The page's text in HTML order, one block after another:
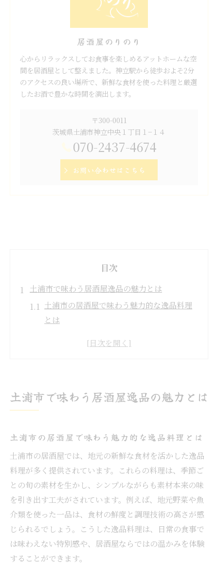
居酒屋のりのり
心からリラックスしてお食事を楽しめるアットホームな空
間を居酒屋として整えました。神立駅から徒歩およそ2分
のアクセスの良い場所で、新鮮な食材を使った料理と厳選
したお酒で豊かな時間を演出します。
〒300-0011
茨城県土浦市神立中央１丁目１−１４
070-2437-4674
お問い合わせはこちら
目次
土浦市で味わう居酒屋逸品の魅力とは
土浦市の居酒屋で味わう魅力的な逸品料理
とは
地元食材を活かした居酒屋の逸品の楽しみ
いて
居酒屋の逸品がもたらす土浦市の新しい魅
力
居酒屋選びで重視したい逸品料理のポイン
ト
土浦市居酒屋ランキングを活用した選び方
おしゃれな居酒屋で逸品を味わう秘訣
土浦市で味わう居酒屋逸品の魅力とは
土浦市の居酒屋で味わう魅力的な逸品料理とは
土浦市の居酒屋では、地元の新鮮な食材を活かした逸品
料理が多く提供されています。これらの料理は、季節ご
との旬の素材を生かし、シンプルながらも素材本来の味
を引き出す工夫がされています。例えば、地元野菜や魚
介類を使った一品は、食材の鮮度と調理技術の高さが感
じられるでしょう。こうした逸品料理は、日常の食事で
は味わえない特別感や、居酒屋ならではの温かみを体験
することができます。